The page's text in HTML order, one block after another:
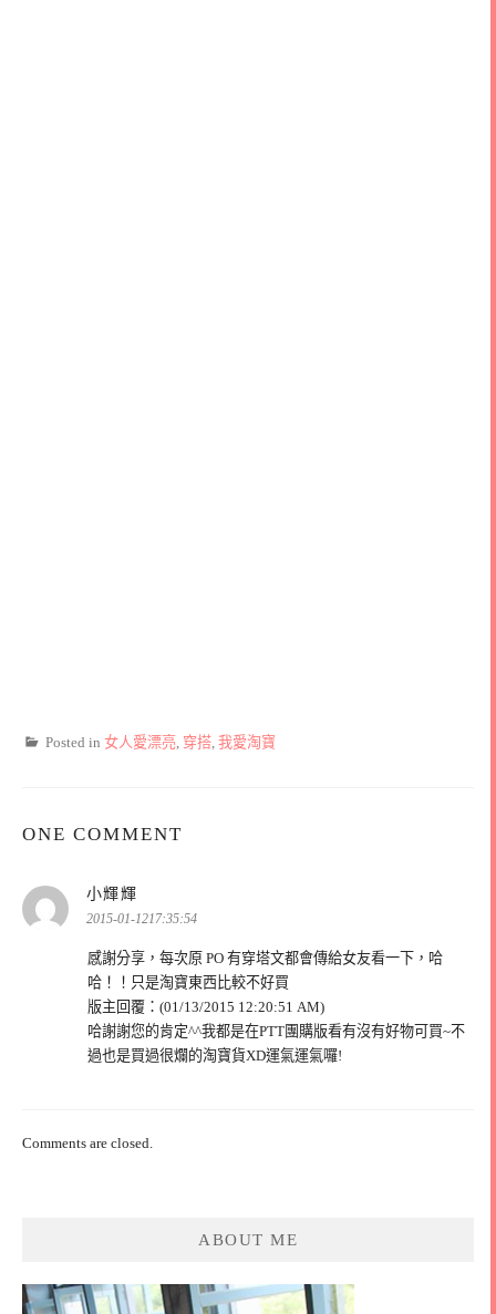
Posted in 女人愛漂亮, 穿搭, 我愛淘寶
ONE COMMENT
小輝輝
示:
2015-01-1217:35:54
感謝分享，每次原 PO 有穿塔文都會傳給女友看一下，哈
哈！！只是淘寶東西比較不好買
版主回覆：(01/13/2015 12:20:51 AM)
哈謝謝您的肯定^^我都是在PTT團購版看有沒有好物可買~不
過也是買過很爛的淘寶貨XD運氣運氣囉!
Comments are closed.
ABOUT ME